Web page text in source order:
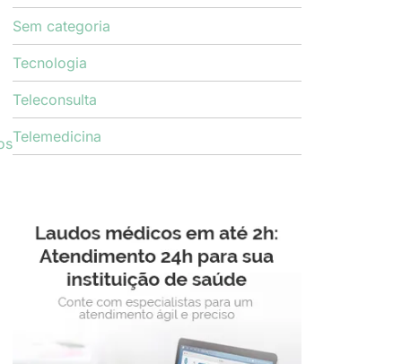
Sem categoria
Tecnologia
Teleconsulta
Telemedicina